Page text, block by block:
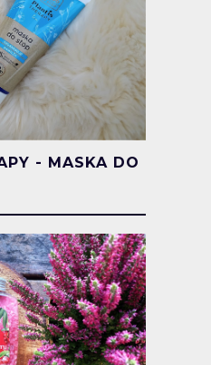
- MASKA DO